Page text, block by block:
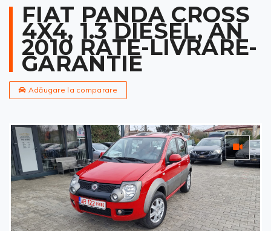
FIAT PANDA CROSS
4X4, 1.3 DIESEL, AN
2010 RATE-LIVRARE-
GARANTIE
Adăugare la comparare